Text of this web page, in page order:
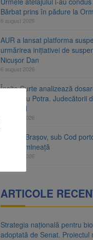
Bărbat prins în pădure la
6 august 2026
AUR a lansat platforma
urmărirea inițiativei de
Nicușor Dan
6 august 2026
Înalta Curte analizează
și Horațiu Potra. Judecătorii
procesul
6 august 2026
Județul Brașov, sub Cod
vineri dimineață
6 august 2026
ARTICOLE
Strategia națională pentru
adoptată de Senat. Proiectul